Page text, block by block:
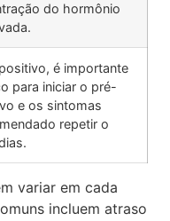
do hormônio
é importante
para iniciar o pré-
e os sintomas
repetir o
variar em cada
incluem atraso